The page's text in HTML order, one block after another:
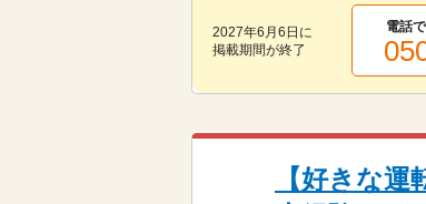
2027年6月6日 に
掲載期間が終了
電話
【好きな